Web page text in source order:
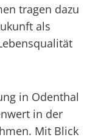
tragen dazu
als
in Odenthal
in der
Mit Blick